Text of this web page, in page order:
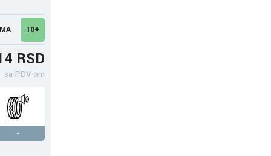
10+
RSD
sa PDV-om
-